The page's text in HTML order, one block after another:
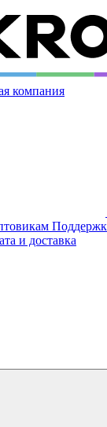
компания
и доставка